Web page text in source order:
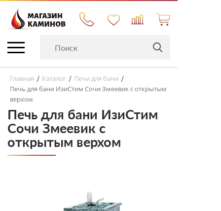
Главная / Каталог / Печи для бани /
Печь для бани ИзиСтим Сочи Змеевик с открытым
верхом
Печь для бани ИзиСтим
Сочи Змеевик с
открытым верхом